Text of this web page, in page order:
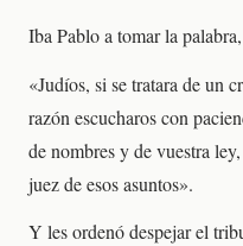
Iba Pablo a tomar la
«Judíos, si se tratara de un
razón escucharos con
de nombres y de vuestra
juez de esos asuntos».
Y les ordenó despejar el